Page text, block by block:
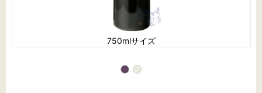
750mlサイズ